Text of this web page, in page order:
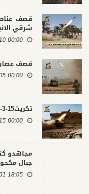
قصف
شرقي
00:00 2015-04-10
قصف
00:00 2015-04-05
تكريت15-3-2015
00:00 2015-03-15
مجاهدو
جبال
18:05 2015-01-01